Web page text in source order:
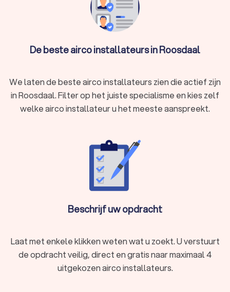
De beste airco installateurs in Roosdaal
We laten de beste airco installateurs zien die actief zijn
in Roosdaal. Filter op het juiste specialisme en kies zelf
welke airco installateur u het meeste aanspreekt.
Beschrijf uw opdracht
Laat met enkele klikken weten wat u zoekt. U verstuurt
de opdracht veilig, direct en gratis naar maximaal 4
uitgekozen airco installateurs.